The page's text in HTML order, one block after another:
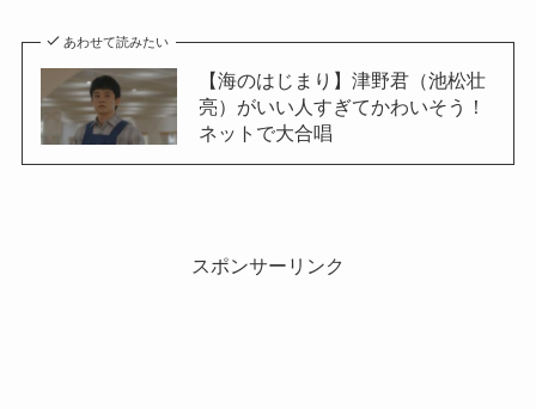
あわせて読みたい
【海のはじまり】津野君（池松壮
亮）がいい人すぎてかわいそう！
ネットで大合唱
スポンサーリンク